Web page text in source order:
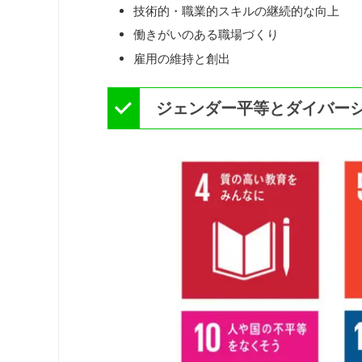
技術的・職業的スキルの継続的な向上
働きがいのある職場づくり
雇用の維持と創出
ジェンダー平等とダイバー